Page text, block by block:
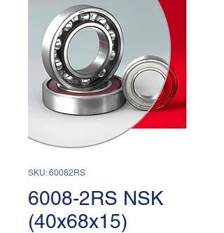
SKU: 60082RS
6008-2RS NSK
(40x68x15)